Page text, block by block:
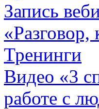
Запись
Тренинги
Видео «3
работе с